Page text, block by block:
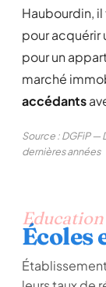
Haubourdin,
pour acquérir
pour un
marché
accédants
Source : DGFiP —
dernières années
Education
Écoles